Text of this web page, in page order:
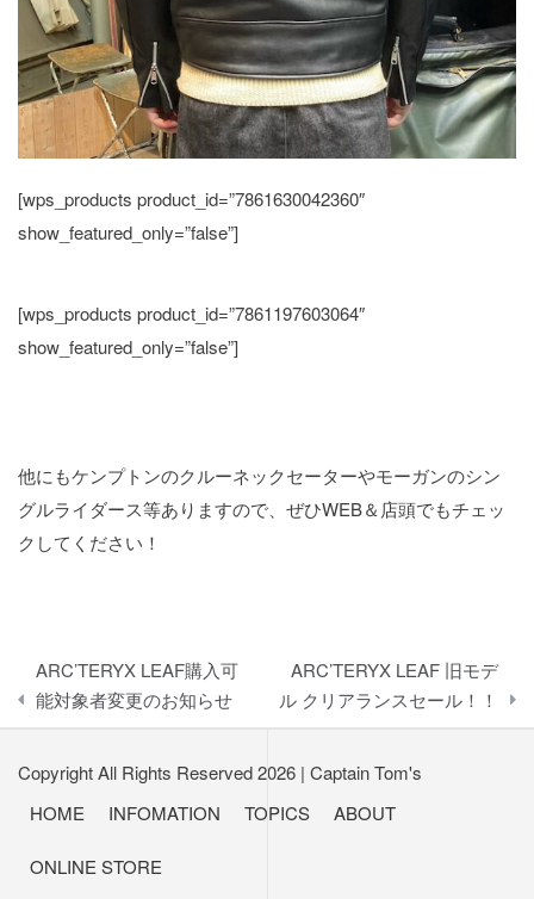
[wps_products product_id=”7861630042360″
show_featured_only=”false”]
[wps_products product_id=”7861197603064″
show_featured_only=”false”]
他にもケンプトンのクルーネックセーターやモーガンのシン
グルライダース等ありますので、ぜひWEB＆店頭でもチェッ
クしてください！
投
稿
ビ
ー
ARC’TERYX LEAF購入可
能対象者変更のお知らせ
ARC’TERYX LEAF 旧モデ
ル クリアランスセール！！
Copyright All Rights Reserved 2026 | Captain Tom's
HOME
INFOMATION TOPICS ABOUT
ONLINE STORE